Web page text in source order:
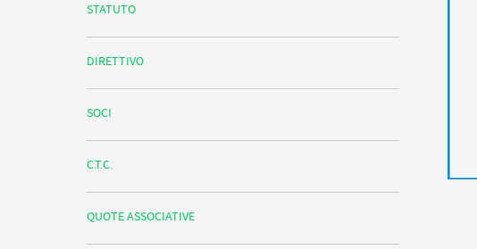
STATUTO
DIRETTIVO
SOCI
C.T.C.
QUOTE ASSOCIATIVE